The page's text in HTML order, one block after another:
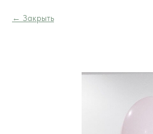
Закрыть